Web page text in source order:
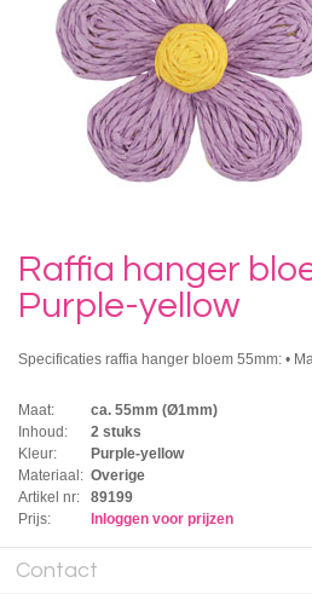
Raffia hanger
Purple-yellow
Specificaties raffia hanger bloem 55mm: •
Maat:
ca. 55mm (Ø1mm)
Inhoud:
2 stuks
Kleur:
Purple-yellow
Materiaal: Overige
Artikel nr:
89199
Prijs:
Inloggen voor prijzen
Contact